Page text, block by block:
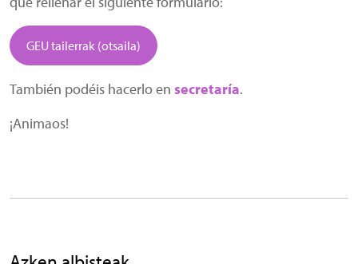
GEU tailerrak (otsaila)
También podéis hacerlo en secretaría.
¡Animaos!